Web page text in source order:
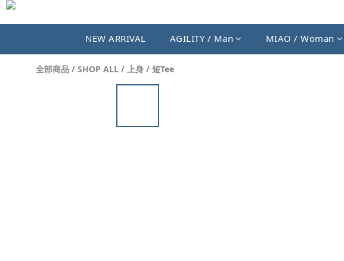
NEW ARRIVAL AGILITY / Man MIAO / Woman
全部商品 / SHOP ALL / 上身 / 短Tee